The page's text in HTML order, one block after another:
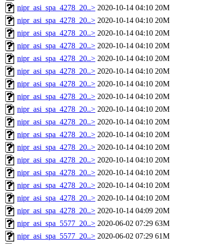
nipr_asi_spa_4278_20..> 2020-10-14 04:10 20M
nipr_asi_spa_4278_20..> 2020-10-14 04:10 20M
nipr_asi_spa_4278_20..> 2020-10-14 04:10 20M
nipr_asi_spa_4278_20..> 2020-10-14 04:10 20M
nipr_asi_spa_4278_20..> 2020-10-14 04:10 20M
nipr_asi_spa_4278_20..> 2020-10-14 04:10 20M
nipr_asi_spa_4278_20..> 2020-10-14 04:10 20M
nipr_asi_spa_4278_20..> 2020-10-14 04:10 20M
nipr_asi_spa_4278_20..> 2020-10-14 04:10 20M
nipr_asi_spa_4278_20..> 2020-10-14 04:10 20M
nipr_asi_spa_4278_20..> 2020-10-14 04:10 20M
nipr_asi_spa_4278_20..> 2020-10-14 04:10 20M
nipr_asi_spa_4278_20..> 2020-10-14 04:10 20M
nipr_asi_spa_4278_20..> 2020-10-14 04:10 20M
nipr_asi_spa_4278_20..> 2020-10-14 04:10 20M
nipr_asi_spa_4278_20..> 2020-10-14 04:10 20M
nipr_asi_spa_4278_20..> 2020-10-14 04:09 20M
nipr_asi_spa_5577_20..> 2020-06-02 07:29 63M
nipr_asi_spa_5577_20..> 2020-06-02 07:29 61M